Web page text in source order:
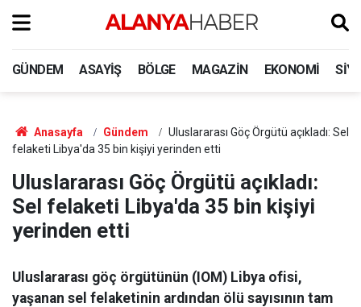
GÜNDEM ASAYIŞ BÖLGE MAGAZIN EKONOMI
Anasayfa Gündem
Uluslararası Göç Örgütü açıkladı: Sel
felaketi Libya'da 35 bin kişiyi yerinden etti
Uluslararası Göç Örgütü açıkladı:
Sel felaketi Libya'da 35 bin kişiyi
yerinden etti
Uluslararası göç örgütünün (IOM) Libya ofisi,
yaşanan sel felaketinin ardından ölü sayısının tam